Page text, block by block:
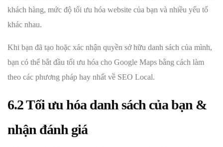
khách hàng, mức độ tối ưu hóa website của bạn và nhiều yếu tố
khác nhau.
Khi bạn đã tạo hoặc xác nhận quyền sở hữu danh sách của mình,
bạn có thể bắt đầu tối ưu hóa cho Google Maps bằng cách làm
theo các phương pháp hay nhất về SEO Local.
6.2 Tối ưu hóa danh sách của bạn &
nhận đánh giá